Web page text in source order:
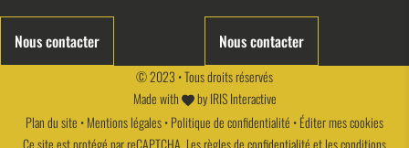
Nous contacter Nous contacter
© 2023 • Tous droits réservés
Made with
byIRIS Interactive
Plan du site •Mentions légales•Politique de confidentialité •Éditer mes cookies
Ce site est protégé par reCAPTCHA. Lesrègles de confidentialitéet lesconditions